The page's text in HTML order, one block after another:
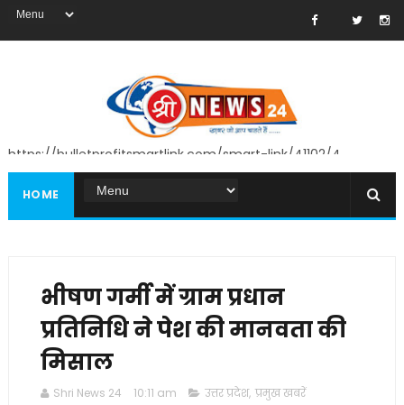
https://bulletprofitsmartlink.com/smart-link/41102/4
HOME
भीषण गर्मी में ग्राम प्रधान
प्रतिनिधि ने पेश की मानवता की
मिसाल
Shri News 24 10:11 am उत्तर प्रदेश, प्रमुख खबरें